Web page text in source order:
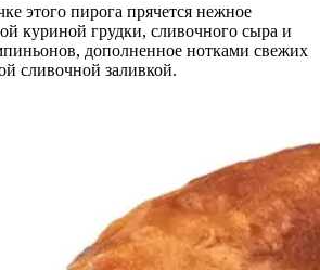
этого пирога прячется нежное
куриной грудки, сливочного сыра и
дополненное нотками свежих
сливочной заливкой.